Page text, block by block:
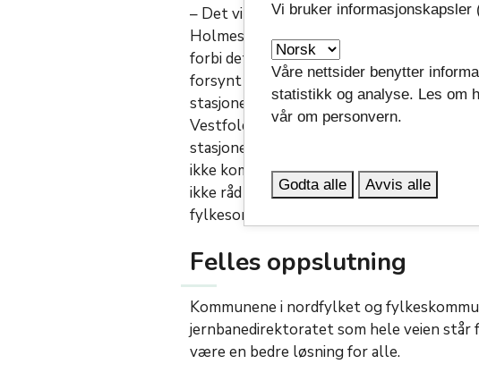
– Det vil være et stort paradoks at de nye
Holmestrand ikke vil få stopp av tog fra
forbi det som kommer til å bli en enorm
forsynt seg rikelig av våre begrensede,
stasjonen i Horten blir tilrettelagt for
Vestfold, noe som blant annet skal
stasjoner i sentrum av byene. Hvordan
ikke kommer lenger enn Tønsberg før de
ikke råd til å sløse med verdifulle
fylkesordfører Anne Strømøy i sin appell
Felles oppslutning
Kommunene i nordfylket og
jernbanedirektoratet som hele veien
være en bedre løsning for alle.
Vi bruker informasjonskapsler
Våre nettsider benytter
statistikk og analyse. Les om
vår om personvern.
Godta alle Avvis alle